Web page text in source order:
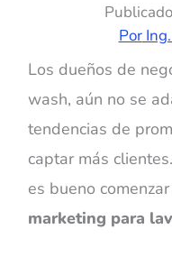
PorIng.
Los dueños de
wash, aún no se
tendencias de
captar más
es bueno
marketing para